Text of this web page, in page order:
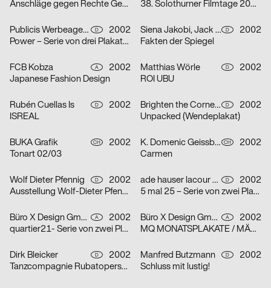
Anschläge gegen Rechte Gewalt
38. Solothurner Filmtage 2003 – Serie von zwei Plakaten
Publicis Werbeagentur GmbH D
2002
Power – Serie von drei Plakaten
Siena Jakobi, Jack Kraska, Niels Verhaag D
2002
Fakten der Spiegel
FCB Kobza A
2002
Japanese Fashion Design
Matthias Wörle D
2002
ROI UBU
Rubén Cuellas Is D
2002
ISREAL
Brighten the Corners Studio for Design D
2002
Unpacked (Wendeplakat)
BUKA Grafik CH
2002
Tonart 02/03
K. Domenic Geissbühler CH
2002
Carmen
Wolf Dieter Pfennig D
2002
Ausstellung Wolf-Dieter Pfennig in der Galerie Sillack Dresden
ade hauser lacour kommunikationsgestaltung gmbh D
2002
5 mal 25 – Serie von zwei Plakaten
Büro X Design GmbH A
2002
quartier21- Serie von zwei Plakaten
Büro X Design GmbH A
2002
MQ MONATSPLAKATE / MÄRZ 2002 – Serie von zwei Plakaten
Dirk Bleicker D
2002
Tanzcompagnie Rubatoperson to person Premiere
Manfred Butzmann D
2002
Schluss mit lustig!